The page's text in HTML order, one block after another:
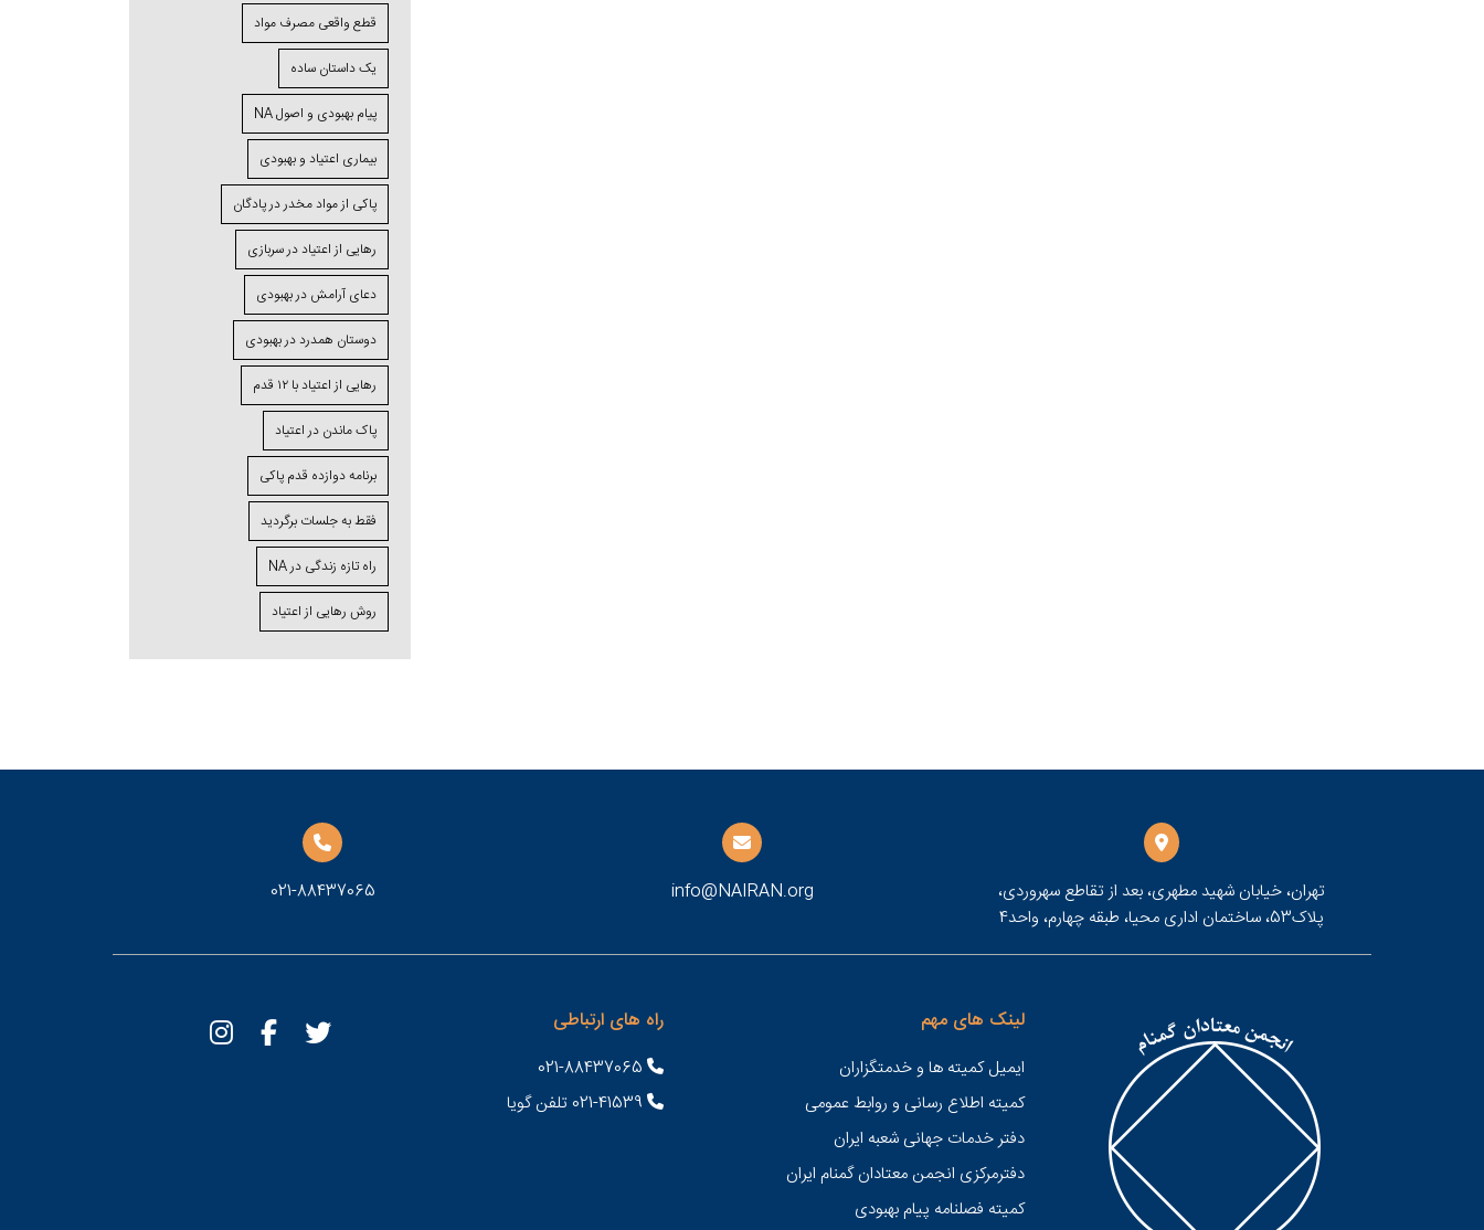
قطع واقعی مصرف مواد
یک داستان ساده
پیام بهبودی و اصول NA
بیماری اعتیاد و بهبودی
پاکی از مواد مخدر در پادگان
رهایی از اعتیاد در سربازی
دعای آرامش در بهبودی
دوستان همدرد در بهبودی
رهایی از اعتیاد با ۱۲ قدم
پاک ماندن در اعتیاد
برنامه دوازده قدم پاکی
فقط به جلسات برگردید
راه تازه زندگی در NA
روش رهایی از اعتیاد
تهران، خیابان شهید مطهری، بعد از تقاطع سهروردی،
پلاک53، ساختمان اداری محیا، طبقه چهارم، واحد4
info@NAIRAN.org
021-88437065
لینک های مهم
ایمیل کمیته ها و خدمتگزاران
کميته اطلاع رسانی و روابط عمومی
دفتر خدمات جهانی شعبه ايران
دفترمرکزی انجمن معتادان گمنام ایران
کمیته فصلنامه پیام بهبودی
راه های ارتباطی